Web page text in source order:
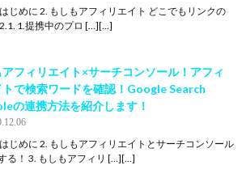
じめに 2. もしもアフィリエイト どこでもリンクの
1.提携中のプロ […][…]
アフィリエイト×サーチコンソール！アフィ
トで検索ワードを確認！Google Search
の連携方法を紹介します！
じめに 2. もしもアフィリエイトとサーチコンソール
る！ 3. もしもアフィリ […][…]